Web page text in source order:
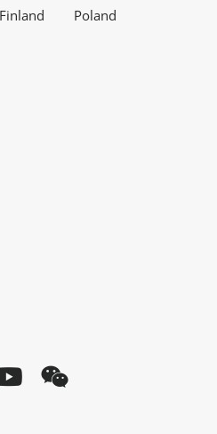
Finland Poland
YouTube